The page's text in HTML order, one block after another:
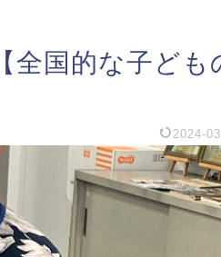
国的な子ども
2024-